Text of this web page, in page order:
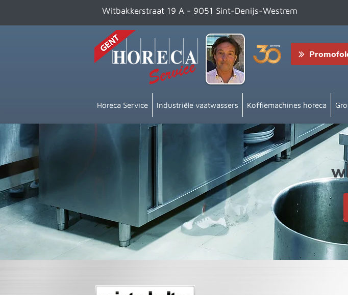
Witbakkerstraat 19 A - 9051 Sint-Denijs-Westrem
Horeca Service Industriële vaatwassers Koffiemachines horeca